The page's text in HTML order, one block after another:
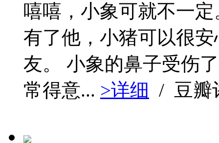
嘻嘻，小象可就不一
有了他，小猪可以很
友。 小象的鼻子受伤
常得意... >详细 / 豆瓣